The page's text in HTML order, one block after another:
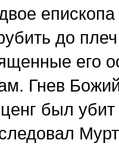
до
его
Гнев
был